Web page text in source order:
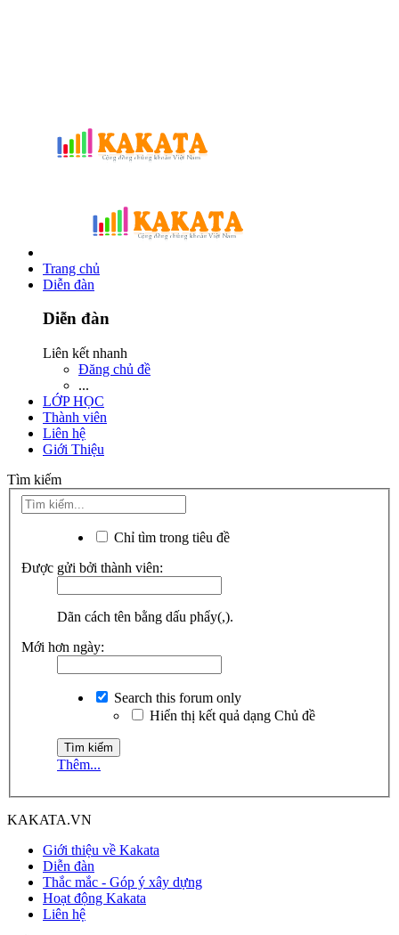
Trang chủ
Diễn đàn
Diễn đàn
Liên kết nhanh
Đăng chủ đề
...
LỚP HỌC
Thành viên
Liên hệ
Giới Thiệu
Tìm kiếm
Chỉ tìm trong tiêu đề
Được gửi bởi thành viên:
Dãn cách tên bằng dấu phẩy(,).
Mới hơn ngày:
Search this forum only
Hiển thị kết quả dạng Chủ đề
Thêm...
KAKATA.VN
Giới thiệu về Kakata
Diễn đàn
Thắc mắc - Góp ý xây dựng
Hoạt động Kakata
Liên hệ